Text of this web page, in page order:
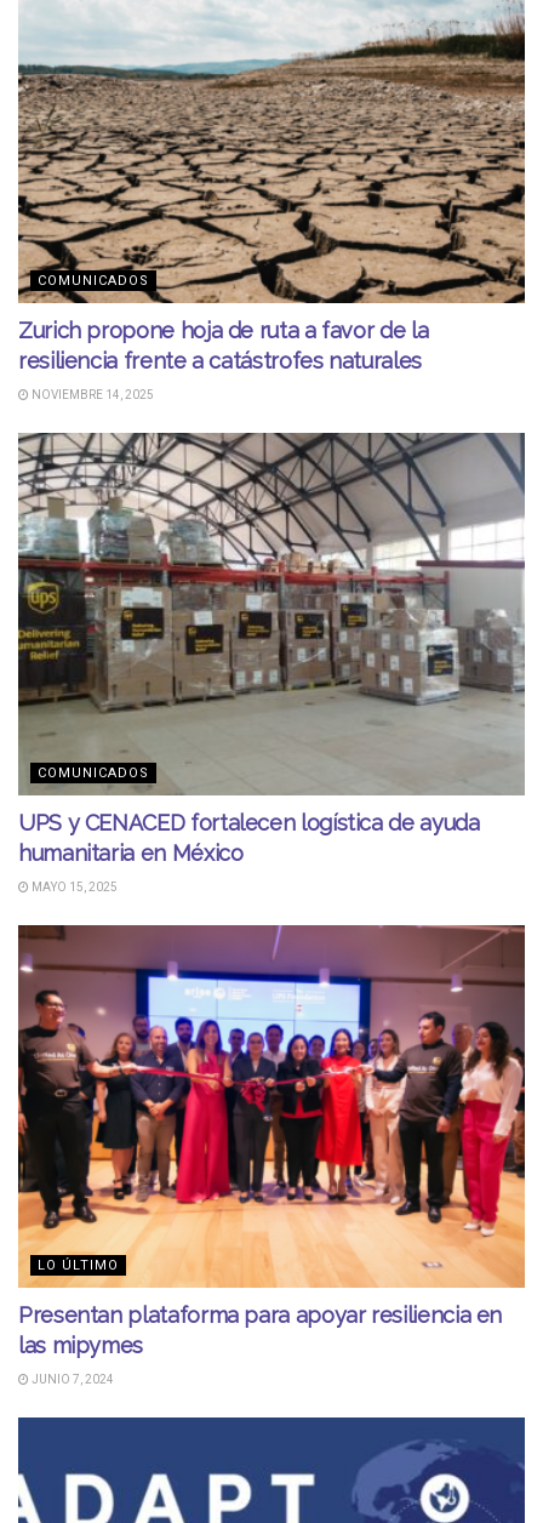
COMUNICADOS
Zurich propone hoja de ruta a favor de la
resiliencia frente a catástrofes naturales
NOVIEMBRE 14, 2025
COMUNICADOS
UPS y CENACED fortalecen logística de ayuda
humanitaria en México
MAYO 15, 2025
LO ÚLTIMO
Presentan plataforma para apoyar resiliencia en
las mipymes
JUNIO 7, 2024